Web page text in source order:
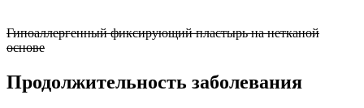
Гипоаллергенный фиксирующий пластырь на нетканой
основе
Продолжительность заболевания